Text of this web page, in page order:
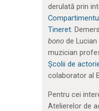
derulată prin
Tineret.
bonode Lucian
muzician
Școlii de
colaborator al
Pentru cei
Atelierelor de